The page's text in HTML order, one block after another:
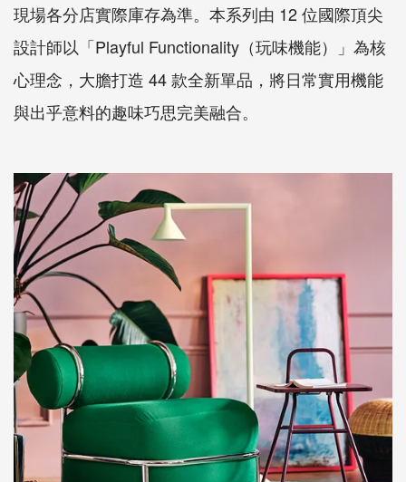
現場各分店實際庫存為準。本系列由 12 位國際頂尖
設計師以「Playful Functionality（玩味機能）」為核
心理念，大膽打造 44 款全新單品，將日常實用機能
與出乎意料的趣味巧思完美融合。